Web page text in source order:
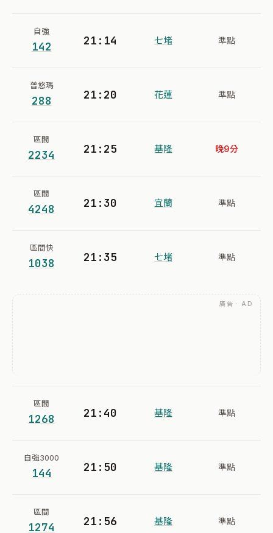
自強
142 21:14 七堵 準點
普悠瑪
288 21:20 花蓮 準點
區間
2234 21:25 基隆 晚9分
區間
4248 21:30 宜蘭 準點
區間快
1038 21:35 七堵 準點
廣告 · AD
區間
1268 21:40 基隆 準點
自強3000
144 21:50 基隆 準點
區間
1274 21:56 基隆 準點